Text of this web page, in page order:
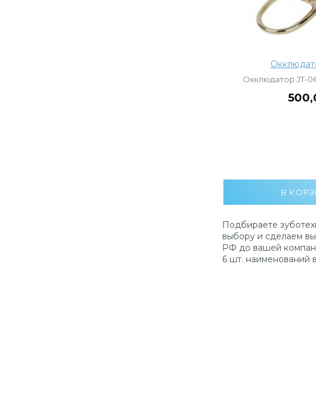
Окклюдатор JT-
Подбираете
выбору и сделаем
РФ до вашей
6 шт. наименований